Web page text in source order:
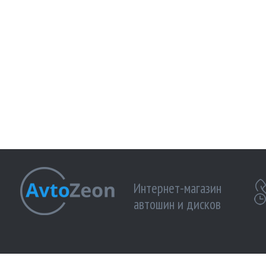
Интернет-магазин
автошин и дисков